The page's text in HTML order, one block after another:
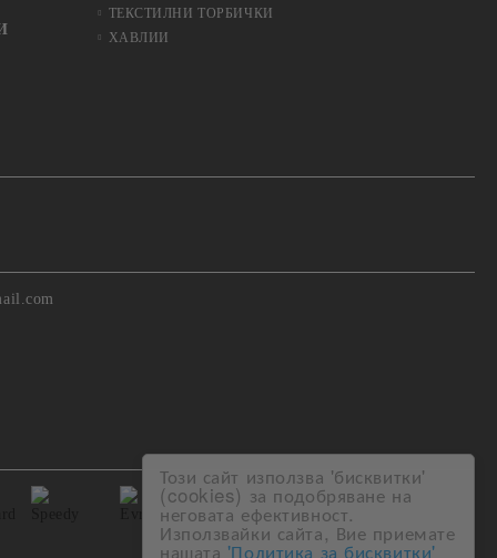
Този сайт използва 'бисквитки'
(cookies) за подобряване на
неговата ефективност.
Използвайки сайта, Вие приемате
нашата 'Политика за бисквитки'
ТЕКСТИЛНИ ТОРБИЧКИ
ХАВЛИИ